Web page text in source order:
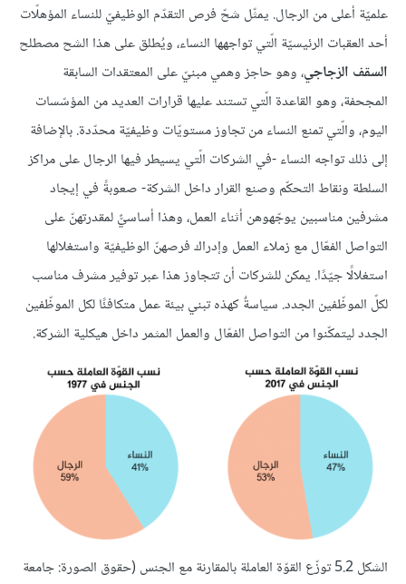
علميّة أعلى من الرجال. يمثّل شحّ فرص التقدّم الوظيفيّ للنساء المؤهلّات
أحد العقبات الرئيسيّة الّتي تواجهها النساء، ويُطلق على هذا الشح مصطلح
السقف الزجاجي، وهو حاجز وهمي مبنيّ على المعتقدات السابقة
المجحفة، وهو القاعدة الّتي تستند عليها قرارات العديد من المؤسّسات
اليوم، والّتي تمنع النساء من تجاوز مستويّات وظيفيّة محدّدة. بالإضافة
إلى ذلك تواجه النساء -في الشركات الّتي يسيطر فيها الرجال على مراكز
السلطة ونقاط التحكّم وصنع القرار داخل الشركة- صعوبةً في إيجاد
مشرفين مناسبين يوجّهوهن أثناء العمل، وهذا أساسيٌّ لمقدرتهنّ على
التواصل الفعّال مع زملاء العمل وإدراك فرصهنّ الوظيفيّة واستغلالها
استغلالًا جيّدًا. يمكن للشركات أن تتجاوز هذا عبر توفير مشرف مناسب
لكلّ الموظّفين الجدد. سياسةٌ كهذه تبني بيئة عمل متكافئًا لكل الموظّفين
الجدد ليتمكّنوا من التواصل الفعّال والعمل المثمر داخل هيكلية الشركة.
الشكل 5.2 توزّع القوّة العاملة بالمقارنة مع الجنس (حقوق الصورة: جامعة